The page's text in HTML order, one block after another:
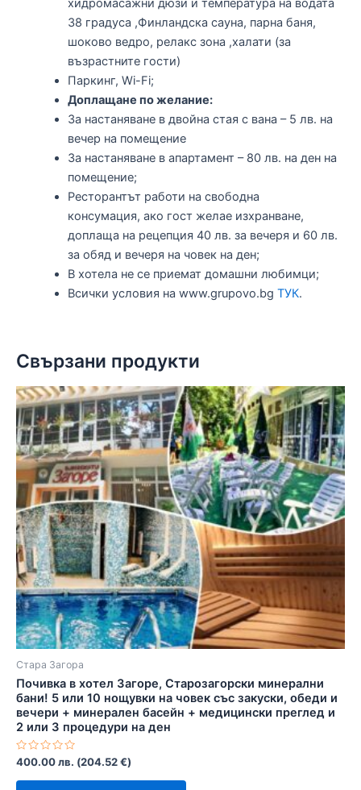
хидромасажни дюзи и температура на водата
38 градуса ,Финландска сауна, парна баня,
шоково ведро, релакс зона ,халати (за
възрастните гости)
Паркинг, Wi-Fi;
Доплащане по желание:
За настаняване в двойна стая с вана – 5 лв. на
вечер на помещение
За настаняване в апартамент – 80 лв. на ден на
помещение;
Ресторантът работи на свободна
консумация, ако гост желае изхранване,
доплаща на рецепция 40 лв. за вечеря и 60 лв.
за обяд и вечеря на човек на ден;
В хотела не се приемат домашни любимци;
Всички условия на www.grupovo.bg ТУК.
Свързани продукти
Стара Загора
Почивка в хотел Загоре, Старозагорски минерални
бани! 5 или 10 нощувки на човек със закуски, обеди и
вечери + минерален басейн + медицински преглед и
2 или 3 процедури на ден
Оценено
0
400.00лв. (204.52€)